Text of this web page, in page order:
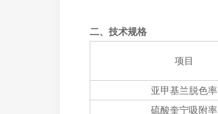
二、技术规格
项目
亚甲基兰脱色率
硫酸奎宁吸附率